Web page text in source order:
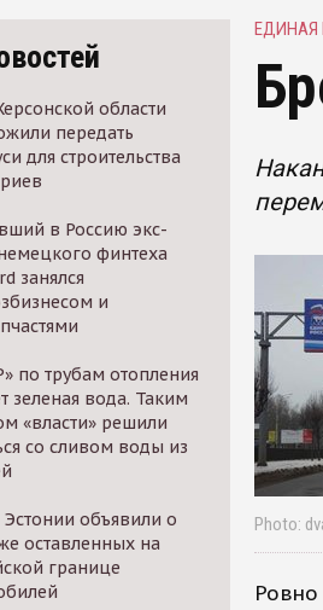
области
передать
для строительства
в Россию экс-
финтеха
занялся
и
по трубам отопления
зеленая вода. Таким
«власти» решили
со сливом воды из
Эстонии объявили о
оставленных на
границе
ЕДИНАЯ
Photo:
Ровно